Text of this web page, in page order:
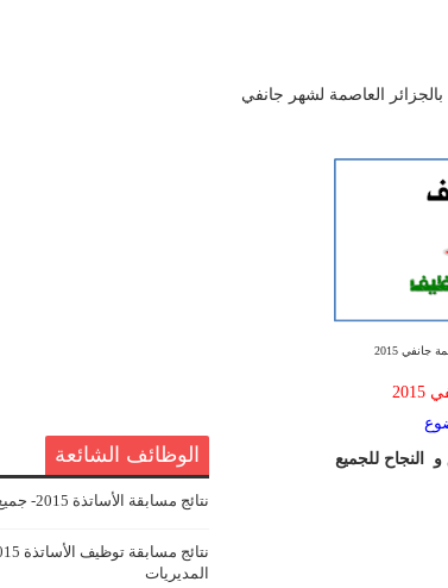
العاصمة لشهر جانفي
2015
النجاح للجميع
الوظائف الشائعة
نتائج مسابقة الأساتذة 2015- جميع المديريات
المديريات